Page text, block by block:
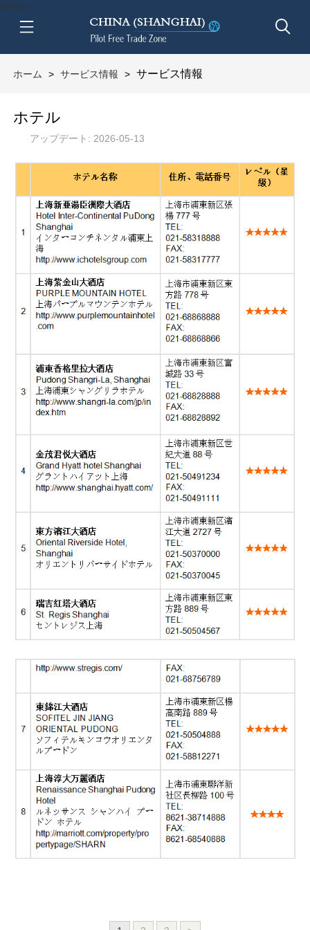
btn-nav
ホーム > サービス情報 > サービス情報
ホテル
アップデート: 2026-05-13